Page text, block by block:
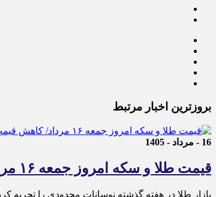
بروزترین اخبار مرتبط
16 - مرداد - 1405
قیمت طلا و سکه امروز جمعه ۱۶ مرداد/ کاهش قیمت ها+ جدول و جزییات